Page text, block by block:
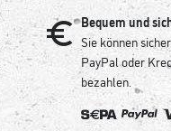
Bequem und
Sie können
PayPal oder
bezahlen.